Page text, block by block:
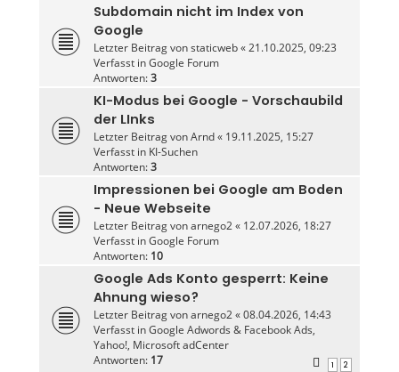
Subdomain nicht im Index von
Google
Letzter Beitrag vonstaticweb«21.10.2025, 09:23
Verfasst inGoogle Forum
Antworten:3
KI-Modus bei Google - Vorschaubild
der LInks
Letzter Beitrag vonArnd« 19.11.2025, 15:27
Verfasst in KI-Suchen
Antworten:3
Impressionen bei Google am Boden
- Neue Webseite
Letzter Beitrag vonarnego2« 12.07.2026, 18:27
Verfasst inGoogle Forum
Antworten: 10
Google Ads Konto gesperrt: Keine
Ahnung wieso?
Letzter Beitrag vonarnego2«08.04.2026, 14:43
Verfasst inGoogle Adwords & Facebook Ads,
Yahoo!, Microsoft adCenter
Antworten: 17 1 2